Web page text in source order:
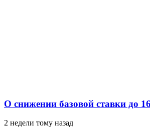
О снижении базовой ставки до
2 недели тому назад